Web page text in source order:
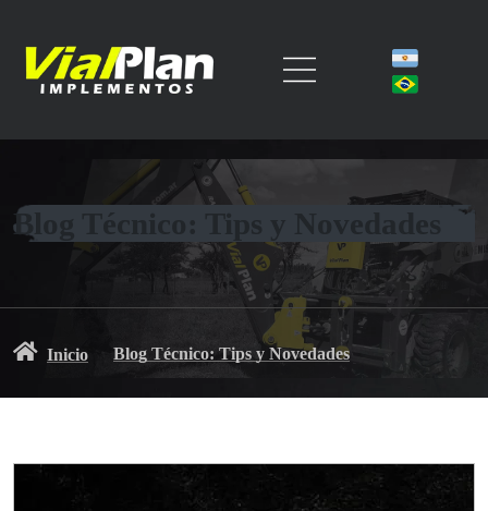
Blog Técnico: Tips y Novedades
Inicio Blog Técnico: Tips y Novedades